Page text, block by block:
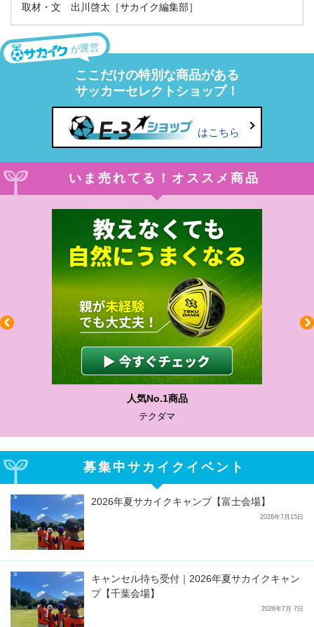
取材・文 出川啓太［サカイク編集部］
が運営
ここだけの特別な商品がある
サッカーセレクトショップ！
はこちら
いま売れてる！オススメ商品
わかりやすい質問に沿って書ける
サカイクサッカーノート
募集中サカイクイベント
2026年夏サカイクキャンプ【富士会場】
2026年7月15日
キャンセル待ち受付｜2026年夏サカイクキャン
プ【千葉会場】
2026年7月 7日